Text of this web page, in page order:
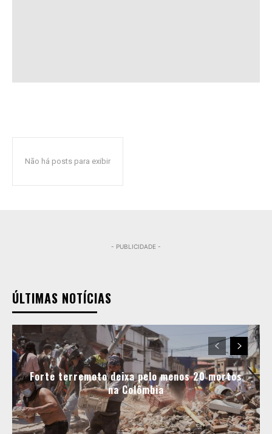
Não há posts para exibir
- PUBLICIDADE -
ÚLTIMAS NOTÍCIAS
Forte terremoto deixa pelo menos 20 mortos
na Colômbia